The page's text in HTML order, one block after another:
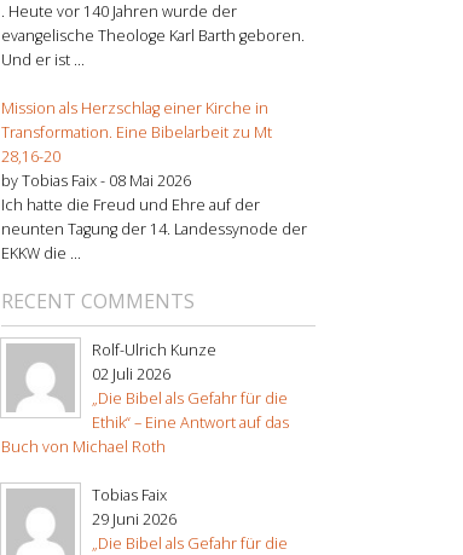
. Heute vor 140 Jahren wurde der
evangelische Theologe Karl Barth geboren.
Und er ist ...
Mission als Herzschlag einer Kirche in
Transformation. Eine Bibelarbeit zu Mt
28,16-20
by Tobias Faix - 08 Mai 2026
Ich hatte die Freud und Ehre auf der
neunten Tagung der 14. Landessynode der
EKKW die ...
RECENT COMMENTS
Rolf-Ulrich Kunze
02 Juli 2026
„Die Bibel als Gefahr für die
Ethik“ – Eine Antwort auf das
Buch von Michael Roth
Tobias Faix
29 Juni 2026
„Die Bibel als Gefahr für die